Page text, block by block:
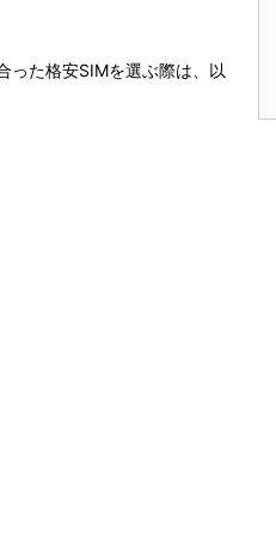
った格安SIMを選ぶ際は、以